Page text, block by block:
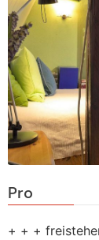
Pro
+ + +